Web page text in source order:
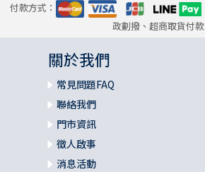
付款方式：
政劃撥、超商取貨付款
關於我們
常見問題FAQ
聯絡我們
門市資訊
徵人啟事
消息活動